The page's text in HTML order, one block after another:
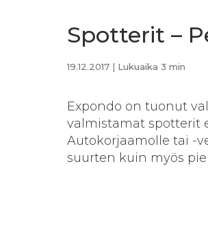
Spotterit –
19.12.2017 | Lukuaika 3 min
Expondo on tuonut
valmistamat spotterit
Autokorjaamolle tai -
suurten kuin myös